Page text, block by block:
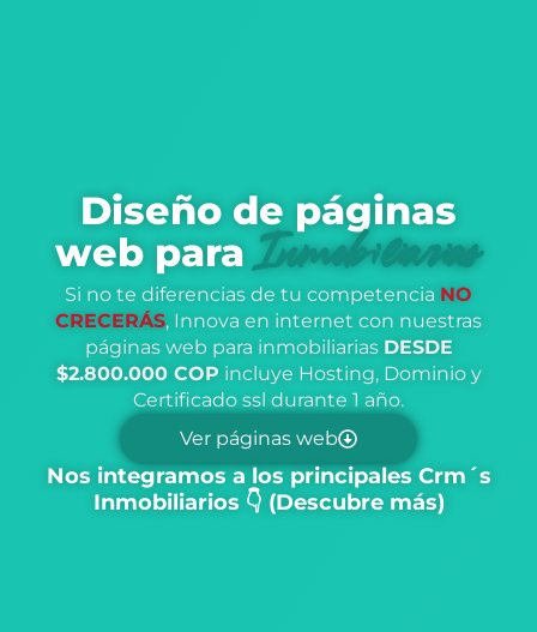
Diseño de páginas
web para Inmobiliarias
Si no te diferencias de tu competencia NO
CRECERÁS, Innova en internet con nuestras
páginas web para inmobiliarias DESDE
$2.800.000 COP incluye Hosting, Dominio y
Certificado ssl durante 1 año.
Ver páginas web
Nos integramos a los principales Crm´s
Inmobiliarios 👇 (Descubre más)